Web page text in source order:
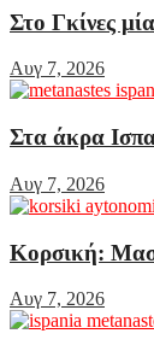
Στο Γκίνες
Αυγ 7, 2026
Στα άκρα
Αυγ 7, 2026
Κορσική:
Αυγ 7, 2026